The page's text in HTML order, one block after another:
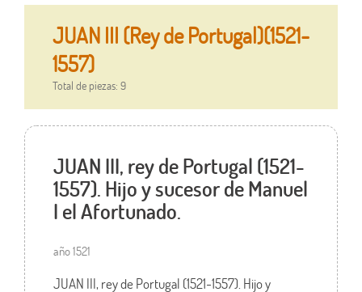
JUAN III (Rey de Portugal)(1521-
1557)
Total de piezas: 9
JUAN III, rey de Portugal (1521-
1557). Hijo y sucesor de Manuel
I el Afortunado.
año 1521
JUAN III, rey de Portugal (1521-1557). Hijo y